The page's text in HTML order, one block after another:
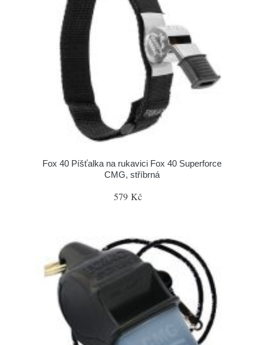
Fox 40 Píšťalka na rukavici Fox 40 Superforce
CMG, stříbrná
579 Kč